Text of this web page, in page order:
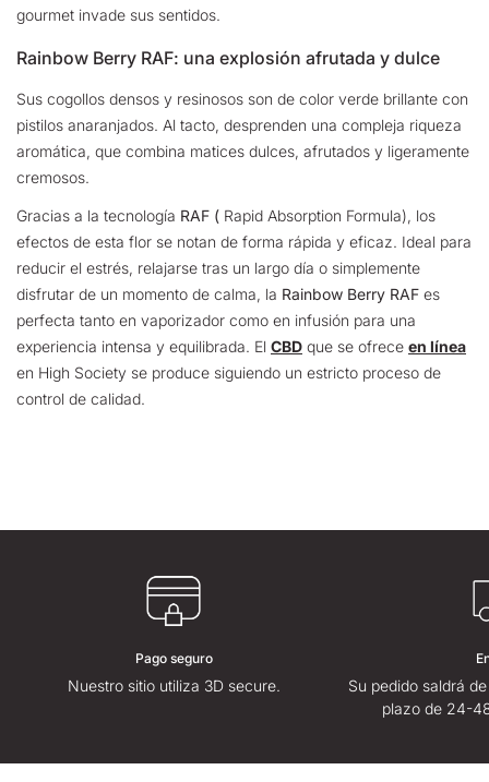
gourmet invade sus sentidos.
Rainbow Berry RAF: una explosión afrutada y dulce
Sus cogollos densos y resinosos son de color verde brillante con
pistilos anaranjados. Al tacto, desprenden una compleja riqueza
aromática, que combina matices dulces, afrutados y ligeramente
cremosos.
Gracias a la tecnología RAF ( Rapid Absorption Formula), los
efectos de esta flor se notan de forma rápida y eficaz. Ideal para
reducir el estrés, relajarse tras un largo día o simplemente
disfrutar de un momento de calma, la Rainbow Berry RAF es
perfecta tanto en vaporizador como en infusión para una
experiencia intensa y equilibrada. El CBD que se ofrece en línea
en High Society se produce siguiendo un estricto proceso de
control de calidad.
Pago seguro
Nuestro sitio utiliza 3D secure.
Su pedido saldrá
plazo de 24-